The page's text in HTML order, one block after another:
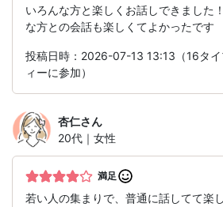
いろんな方と楽しくお話しできました
な方との会話も楽しくてよかったです
投稿日時：2026-07-13 13:13（16タイ
ィーに参加）
杏仁さん
20代｜女性
満足
若い人の集まりで、普通に話してて楽